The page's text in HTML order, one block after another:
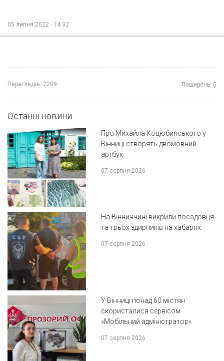
05 липня 2022 - 14:32
Переглядів: 2209 Поширень: 0
Останні новини
Про Михайла Коцюбинського у
Вінниці створять двомовний
артбук
07 серпня 2026
На Вінниччині викрили посадовця
та трьох здирників на хабарях
07 серпня 2026
У Вінниці понад 60 містян
скористалися сервісом
«Мобільний адміністратор»
07 серпня 2026